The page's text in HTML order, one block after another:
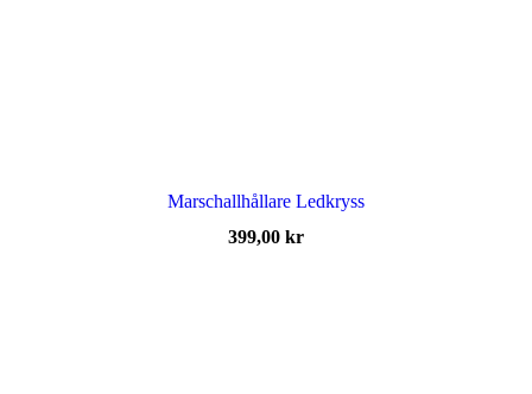
Marschallhållare Ledkryss
399,00 kr